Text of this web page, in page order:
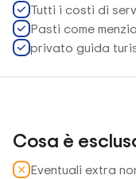
Tutti i costi di
Pasti come
privato guida
Cosa è
Eventuali extra